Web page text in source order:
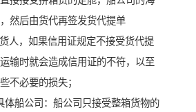
然后由货代再签发货代提单
人，如果信用证规定不接受货代提
输时就会造成信用证的不符，以至
不必要的损失；
体船公司：船公司只接受整箱货物的